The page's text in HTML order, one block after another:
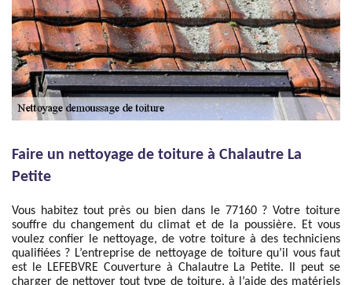
Faire un nettoyage de toiture à Chalautre La
Petite
Vous habitez tout près ou bien dans le 77160 ? Votre toiture
souffre du changement du climat et de la poussière. Et vous
voulez confier le nettoyage, de votre toiture à des techniciens
qualifiées ? L’entreprise de nettoyage de toiture qu’il vous faut
est le LEFEBVRE Couverture à Chalautre La Petite. Il peut se
charger de nettoyer tout type de toiture, à l’aide des matériels